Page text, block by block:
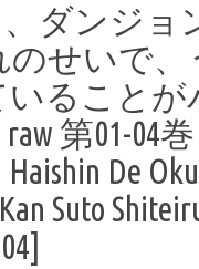
ダンジョ
のせいで
ることが
第01-04巻
Haishin De
Suto